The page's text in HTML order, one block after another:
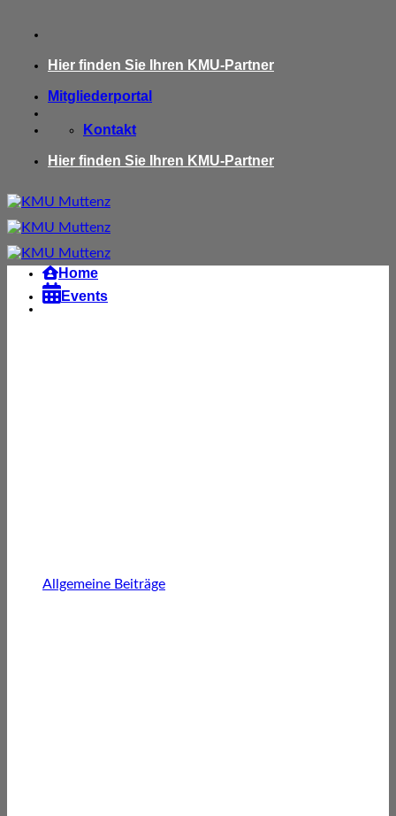
Inhalt
Hier finden Sie Ihren KMU-Partner
Mitgliederportal
Kontakt
Hier finden Sie Ihren KMU-Partner
Home
Events
Allgemeine Beiträge